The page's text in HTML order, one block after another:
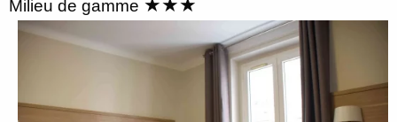
Milieu de gamme ★★★